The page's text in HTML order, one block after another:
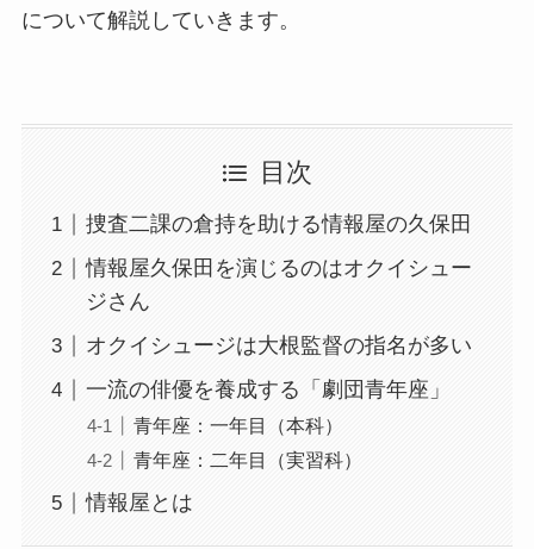
について解説していきます。
目次
捜査二課の倉持を助ける情報屋の久保田
情報屋久保田を演じるのはオクイシュー
ジさん
オクイシュージは大根監督の指名が多い
一流の俳優を養成する「劇団青年座」
青年座：一年目（本科）
青年座：二年目（実習科）
情報屋とは